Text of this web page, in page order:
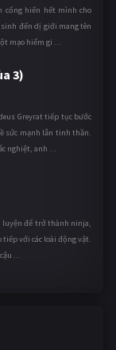
cống hiến hết mình cho
đến dị giới mang tên
mạo hiểm gi ...
3)
Greyrat tiếp tục bước
sức mạnh lẫn tinh thần.
nghiệt, anh ...
luyện để trở thành ninja,
với các loài động vật.
...